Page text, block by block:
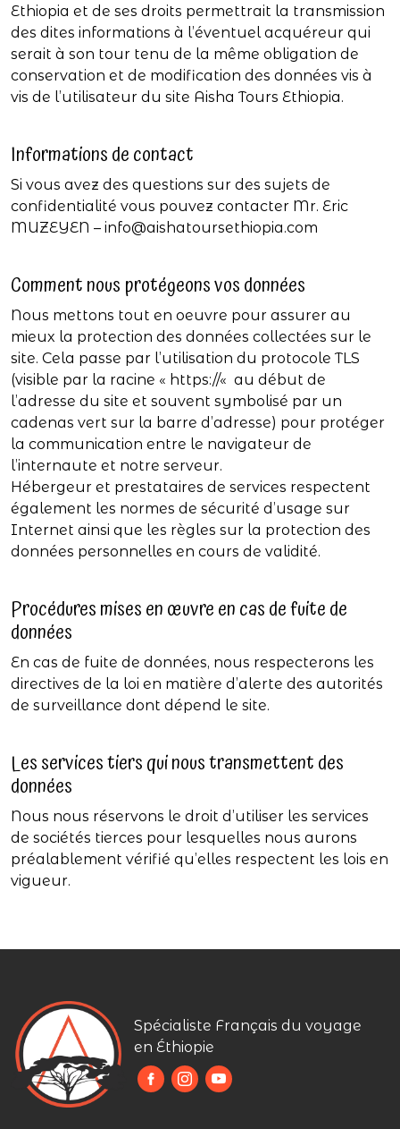
Ethiopia et de ses droits permettrait la transmission
des dites informations à l’éventuel acquéreur qui
serait à son tour tenu de la même obligation de
conservation et de modification des données vis à
vis de l’utilisateur du site Aisha Tours Ethiopia.
Informations de contact
Si vous avez des questions sur des sujets de
confidentialité vous pouvez contacter Mr. Eric
MUZEYEN – info@aishatoursethiopia.com
Comment nous protégeons vos données
Nous mettons tout en oeuvre pour assurer au
mieux la protection des données collectées sur le
site. Cela passe par l’utilisation du protocole TLS
(visible par la racine « https://« au début de
l’adresse du site et souvent symbolisé par un
cadenas vert sur la barre d’adresse) pour protéger
la communication entre le navigateur de
l’internaute et notre serveur.
Hébergeur et prestataires de services respectent
également les normes de sécurité d’usage sur
Internet ainsi que les règles sur la protection des
données personnelles en cours de validité.
Procédures mises en œuvre en cas de fuite de
données
En cas de fuite de données, nous respecterons les
directives de la loi en matière d’alerte des autorités
de surveillance dont dépend le site.
Les services tiers qui nous transmettent des
données
Nous nous réservons le droit d’utiliser les services
de sociétés tierces pour lesquelles nous aurons
préalablement vérifié qu’elles respectent les lois en
vigueur.
Spécialiste Français du voyage
en Éthiopie